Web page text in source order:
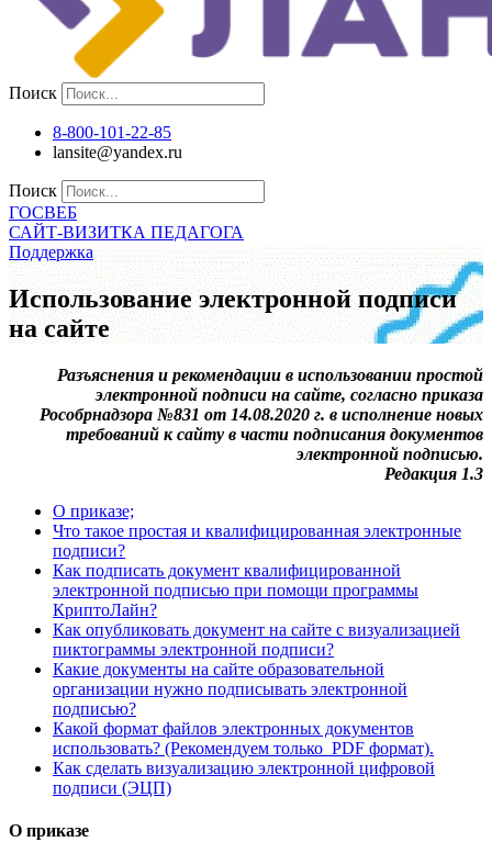
Поиск
8-800-101-22-85
lansite@yandex.ru
Поиск
ГОСВЕБ
САЙТ-ВИЗИТКА ПЕДАГОГА
Поддержка
Использование электронной подписи
на сайте
Разъяснения и рекомендации в использовании простой
электронной подписи на сайте, согласно приказа
Рособрнадзора №831 от 14.08.2020 г. в исполнение новых
требований к сайту в части подписания документов
электронной подписью.
Редакция 1.3
О приказе;
Что такое простая и квалифицированная электронные
подписи?
Как подписать документ квалифицированной
электронной подписью при помощи программы
КриптоЛайн?
Как опубликовать документ на сайте с визуализацией
пиктограммы электронной подписи?
Какие документы на сайте образовательной
организации нужно подписывать электронной
подписью?
Какой формат файлов электронных документов
использовать? (Рекомендуем только PDF формат).
Как сделать визуализацию электронной цифровой
подписи (ЭЦП)
О приказе